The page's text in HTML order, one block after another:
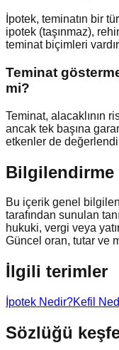
İpotek, teminatın bir
ipotek (taşınmaz),
teminat biçimleri
Teminat
mi?
Teminat, alacaklının
ancak tek başına
etkenler de
Bilgilendirme
Bu içerik genel
tarafından sunulan
hukuki, vergi veya
Güncel oran, tutar ve
İlgili terimler
İpotek Nedir?Kefil
Sözlüğü